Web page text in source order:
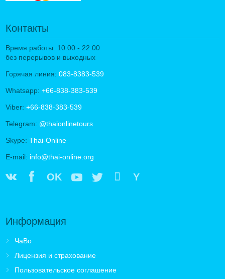
Контакты
Время работы: 10:00 - 22:00
без перерывов и выходных
Горячая линия: 083-8383-539
Whatsapp: +66-838-383-539
Viber: +66-838-383-539
Telegram: @thaionlinetours
Skype: Thai-Online
E-mail: info@thai-online.org
OK Y
Информация
ЧаВо
Лицензия и страхование
Пользовательское соглашение